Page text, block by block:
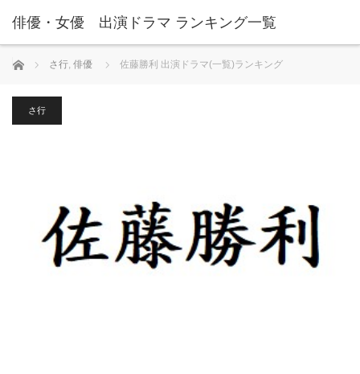
俳優・女優 出演ドラマ ランキング一覧
ホーム さ行, 俳優 佐藤勝利 出演ドラマ(一覧)ランキング
さ行